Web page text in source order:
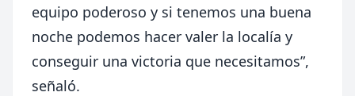
equipo poderoso y si tenemos una buena
noche podemos hacer valer la localía y
conseguir una victoria que necesitamos”,
señaló.